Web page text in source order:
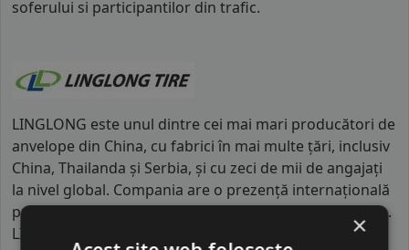
soferului si participantilor din trafic.
LINGLONG este unul dintre cei mai mari producători de
anvelope din China, cu fabrici în mai multe țări, inclusiv
China, Thailanda și Serbia, și cu zeci de mii de angajați
la nivel global. Compania are o prezență internațională
puternică și investește masiv în cercetare și dezvoltare.
LINGLONG se diferențiază prin capacitatea industrială
×